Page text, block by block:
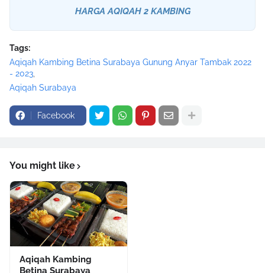
HARGA AQIQAH 2 KAMBING
Tags:
Aqiqah Kambing Betina Surabaya Gunung Anyar Tambak 2022
- 2023
Aqiqah Surabaya
Facebook
You might like
Aqiqah Kambing
Betina Surabaya